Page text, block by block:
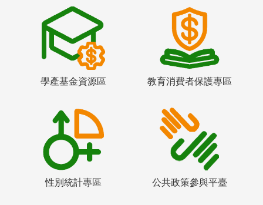
學產基金資源區 教育消費者保護專區
性別統計專區 公共政策參與平臺